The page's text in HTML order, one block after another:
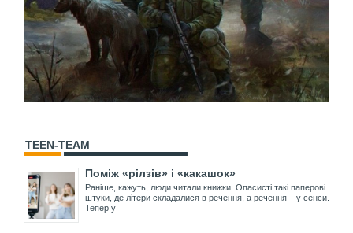
TEEN-TEAM
Поміж «рілзів» і «какашок»
Раніше, кажуть, люди читали книжки. Опасисті такі паперові
штуки, де літери складалися в речення, а речення – у сенси.
Тепер у